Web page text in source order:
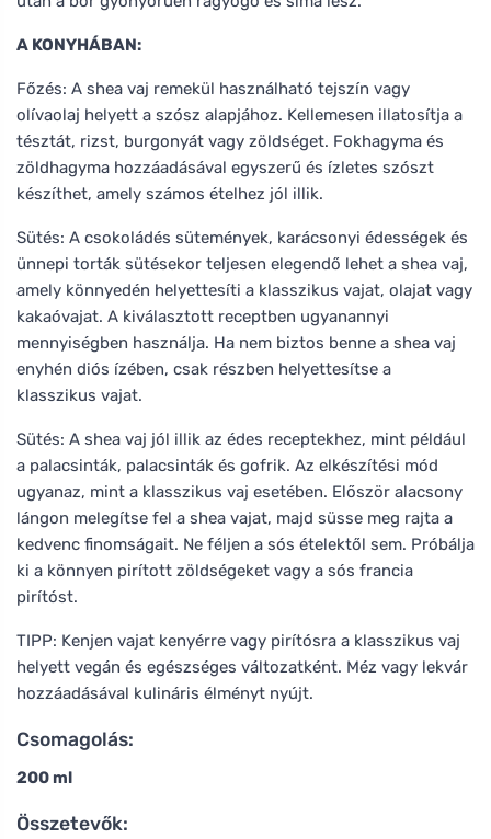
A KONYHÁBAN:
Főzés: A shea vaj remekül használható tejszín vagy
olívaolaj helyett a szósz alapjához. Kellemesen illatosítja a
tésztát, rizst, burgonyát vagy zöldséget. Fokhagyma és
zöldhagyma hozzáadásával egyszerű és ízletes szószt
készíthet, amely számos ételhez jól illik.
Sütés: A csokoládés sütemények, karácsonyi édességek és
ünnepi torták sütésekor teljesen elegendő lehet a shea vaj,
amely könnyedén helyettesíti a klasszikus vajat, olajat vagy
kakaóvajat. A kiválasztott receptben ugyanannyi
mennyiségben használja. Ha nem biztos benne a shea vaj
enyhén diós ízében, csak részben helyettesítse a
klasszikus vajat.
Sütés: A shea vaj jól illik az édes receptekhez, mint például
a palacsinták, palacsinták és gofrik. Az elkészítési mód
ugyanaz, mint a klasszikus vaj esetében. Először alacsony
lángon melegítse fel a shea vajat, majd süsse meg rajta a
kedvenc finomságait. Ne féljen a sós ételektől sem. Próbálja
ki a könnyen pirított zöldségeket vagy a sós francia
pirítóst.
TIPP: Kenjen vajat kenyérre vagy pirítósra a klasszikus vaj
helyett vegán és egészséges változatként. Méz vagy lekvár
hozzáadásával kulináris élményt nyújt.
Csomagolás:
200 ml
Összetevők: